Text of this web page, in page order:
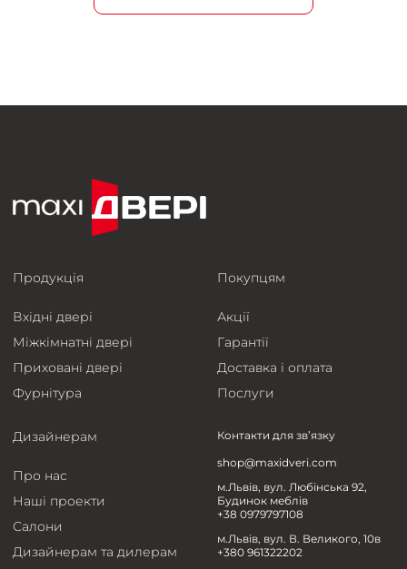
Продукція
Вхідні двері
Міжкімнатні двері
Приховані двері
Фурнітура
Покупцям
Акції
Гарантії
Доставка і оплата
Послуги
Дизайнерам
Про нас
Наші проекти
Салони
Дизайнерам та дилерам
Контакти для зв’язку
shop@maxidveri.com
м.Львів, вул. Любінська 92,
Будинок меблів
+38 0979797108
м.Львів, вул. В. Великого, 10в
+380 961322202